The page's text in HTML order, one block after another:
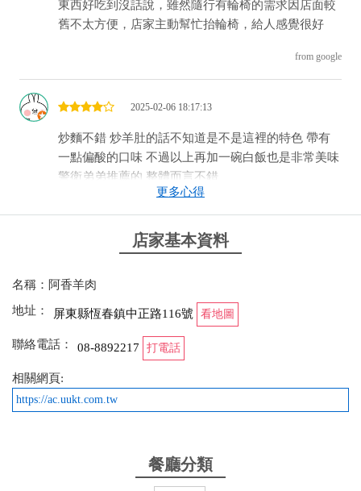
東西好吃到沒話說，雖然隨行有輪椅的需求因店面較
舊不太方便，店家主動幫忙抬輪椅，給人感覺很好
from google
2025-02-06 18:17:13
炒麵不錯 炒羊肚的話不知道是不是這裡的特色 帶有
一點偏酸的口味 不過以上再加一碗白飯也是非常美味
警衛弟弟推薦的 整體而言不錯
羊肉炒麵的麵量很多，不過蔥爆羊肉跟羊肉湯的肉都
少少的，不過味道是真的蠻不錯的
更多心得
店家基本資料
名稱：阿香羊肉
地址：
屏東縣恆春鎮中正路116號 看地圖
聯絡電話： 08-8892217 打電話
相關網頁:
https://ac.uukt.com.tw
餐廳分類